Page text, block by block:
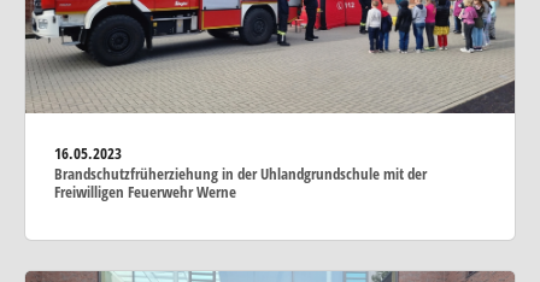
16.05.2023
Brandschutzfrüherziehung in der Uhlandgrundschule mit der
Freiwilligen Feuerwehr Werne